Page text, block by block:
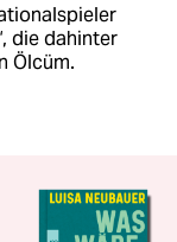
die dahinter
Ölcüm.